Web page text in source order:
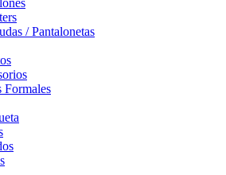
/ Pantalonetas
Formales